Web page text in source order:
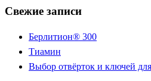
Свежие записи
Берлитион® 300
Тиамин
Выбор отвёрток и ключей